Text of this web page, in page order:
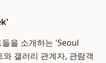
을 소개하는 'Seoul
갤러리 관계자, 관람객